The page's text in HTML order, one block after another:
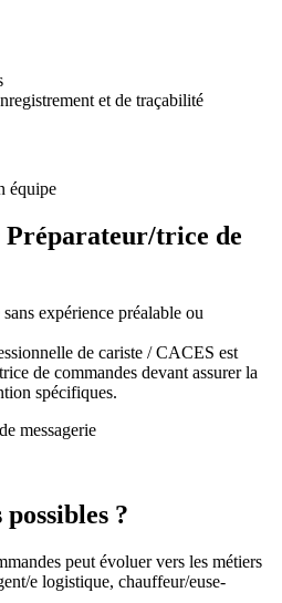
et de traçabilité
équipe
Préparateur/trice de
expérience préalable ou
de cariste / CACES est
de commandes devant assurer la
spécifiques.
messagerie
?
peut évoluer vers les métiers
e logistique, chauffeur/euse-